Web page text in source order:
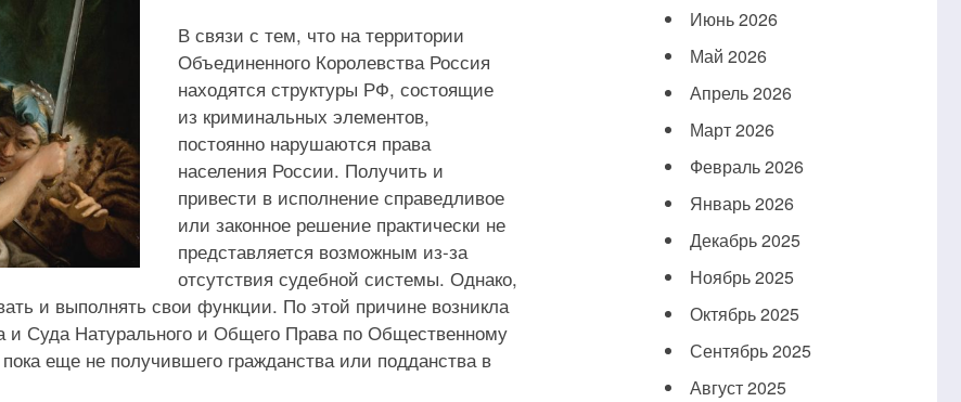
В связи с тем, что на территории
Объединенного Королевства Россия
находятся структуры РФ, состоящие
из криминальных элементов,
постоянно нарушаются права
населения России. Получить и
привести в исполнение справедливое
или законное решение практически не
представляется возможным из-за
отсутствия судебной системы. Однако,
и выполнять свои функции. По этой причине возникла
и Суда Натурального и Общего Права по Общественному
еще не получившего гражданства или подданства в
Июнь 2026
Май 2026
Апрель 2026
Март 2026
Февраль 2026
Январь 2026
Декабрь 2025
Ноябрь 2025
Октябрь 2025
Сентябрь 2025
Август 2025